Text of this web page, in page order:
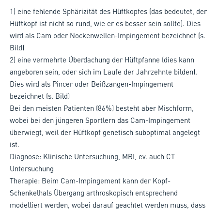
1) eine fehlende Sphärizität des Hüftkopfes (das bedeutet, der
Hüftkopf ist nicht so rund, wie er es besser sein sollte). Dies
wird als Cam oder Nockenwellen-Impingement bezeichnet (s.
Bild)
2) eine vermehrte Überdachung der Hüftpfanne (dies kann
angeboren sein, oder sich im Laufe der Jahrzehnte bilden).
Dies wird als Pincer oder Beißzangen-Impingement
bezeichnet (s. Bild)
Bei den meisten Patienten (86%) besteht aber Mischform,
wobei bei den jüngeren Sportlern das Cam-Impingement
überwiegt, weil der Hüftkopf genetisch suboptimal angelegt
ist.
Diagnose: Klinische Untersuchung, MRI, ev. auch CT
Untersuchung
Therapie: Beim Cam-Impingement kann der Kopf-
Schenkelhals Übergang arthroskopisch entsprechend
modelliert werden, wobei darauf geachtet werden muss, dass